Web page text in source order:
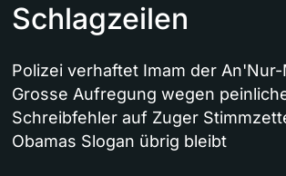
Schlagzeilen
Polizei verhaftet Imam der
Grosse Aufregung wegen
Schreibfehler auf Zuger
Obamas Slogan übrig bleibt